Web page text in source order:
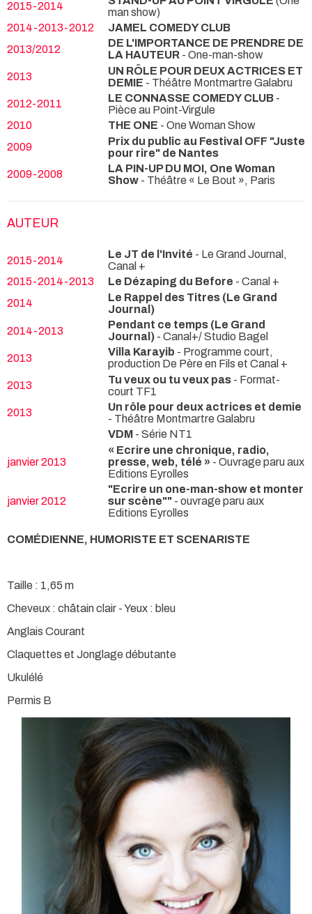
2015-2014
man show)
2014-2013-2012
JAMEL COMEDY CLUB
2013/2012
DE L'IMPORTANCE DE PRENDRE DE
LA HAUTEUR - One-man-show
2013
UN RÔLE POUR DEUX ACTRICES ET
DEMIE - Théâtre Montmartre Galabru
2012-2011
LE CONNASSE COMEDY CLUB -
Pièce au Point-Virgule
2010
THE ONE - One Woman Show
2009
Prix du public au Festival OFF "Juste
pour rire" de Nantes
2009-2008
LA PIN-UP DU MOI, One Woman
Show - Théâtre « Le Bout », Paris
AUTEUR
2015-2014 Le JT de l'Invité - Le Grand Journal,
Canal +
2015-2014-2013
Le Dézaping du Before - Canal +
2014
Le Rappel des Titres (Le Grand
Journal)
2014-2013
Pendant ce temps (Le Grand
Journal) - Canal+/ Studio Bagel
2013
Villa Karayib - Programme court,
production De Père en Fils et Canal +
2013
Tu veux ou tu veux pas - Format-
court TF1
2013
Un rôle pour deux actrices et demie
- Théâtre Montmartre Galabru
VDM - Série NT1
janvier 2013
« Ecrire une chronique, radio,
presse, web, télé » - Ouvrage paru aux
Editions Eyrolles
janvier 2012
"Ecrire un one-man-show et monter
sur scène"" - ouvrage paru aux
Editions Eyrolles
COMÉDIENNE, HUMORISTE ET SCENARISTE
Taille : 1,65 m
Cheveux : châtain clair - Yeux : bleu
Anglais Courant
Claquettes et Jonglage débutante
Ukulélé
Permis B